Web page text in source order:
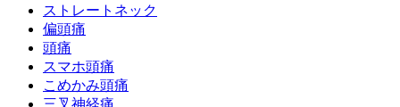
ストレートネック
偏頭痛
頭痛
スマホ頭痛
こめかみ頭痛
三叉神経痛